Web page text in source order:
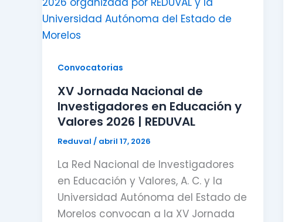
Convocatorias
XV Jornada Nacional de
Investigadores en Educación y
Valores 2026 | REDUVAL
Reduval / abril 17, 2026
La Red Nacional de Investigadores
en Educación y Valores, A. C. y la
Universidad Autónoma del Estado de
Morelos convocan a la XV Jornada